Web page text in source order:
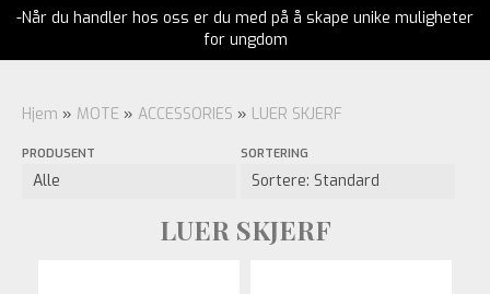
-Når du handler hos oss er du med på å skape unike muligheter
for ungdom
Hjem » MOTE » ACCESSORIES » LUER SKJERF
PRODUSENT SORTERING
LUER SKJERF